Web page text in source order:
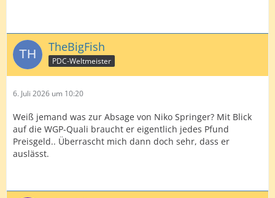
TheBigFish
PDC-Weltmeister
6. Juli 2026 um 10:20
Weiß jemand was zur Absage von Niko Springer? Mit Blick
auf die WGP-Quali braucht er eigentlich jedes Pfund
Preisgeld.. Überrascht mich dann doch sehr, dass er
auslässt.